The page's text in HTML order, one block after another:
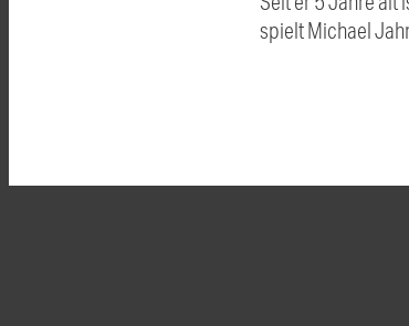
spielt Michael